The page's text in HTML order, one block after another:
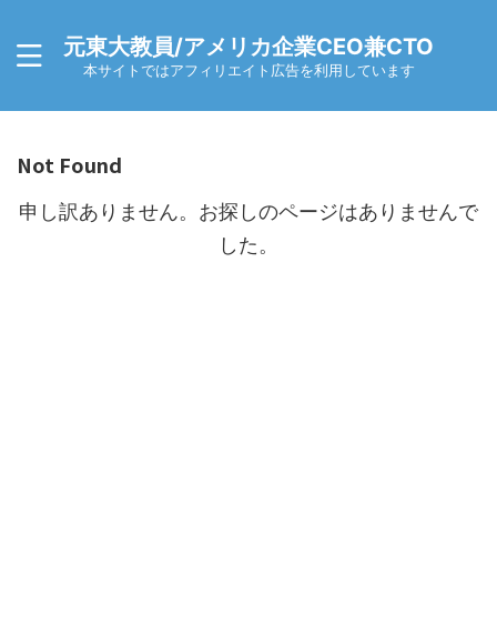
元東大教員/アメリカ企業CEO兼CTO
本サイトではアフィリエイト広告を利用しています
Not Found
申し訳ありません。お探しのページはありませんで
した。